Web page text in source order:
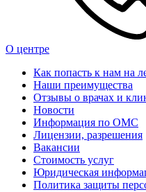
О центре
Как попасть к нам на
Наши преимущества
Отзывы о врачах и
Новости
Информация по ОМС
Лицензии, разрешения
Вакансии
Стоимость услуг
Юридическая
Политика защиты